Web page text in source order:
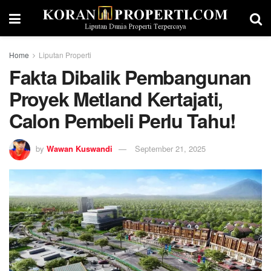
Home Liputan Properti
Fakta Dibalik Pembangunan
Proyek Metland Kertajati,
Calon Pembeli Perlu Tahu!
by Wawan Kuswandi September 21, 2025